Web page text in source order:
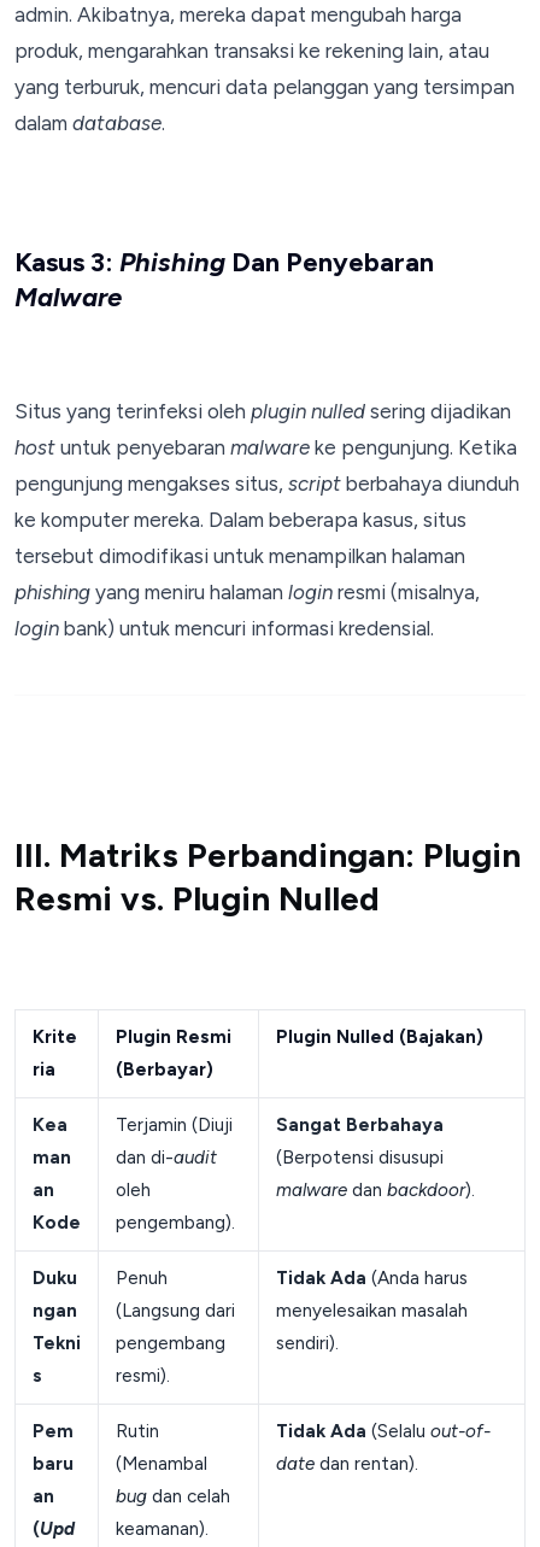
admin. Akibatnya, mereka dapat mengubah harga
produk, mengarahkan transaksi ke rekening lain, atau
yang terburuk, mencuri data pelanggan yang tersimpan
dalam database.
Kasus 3: Phishing Dan Penyebaran
Malware
Situs yang terinfeksi oleh plugin nulled sering dijadikan
host untuk penyebaran malware ke pengunjung. Ketika
pengunjung mengakses situs, script berbahaya diunduh
ke komputer mereka. Dalam beberapa kasus, situs
tersebut dimodifikasi untuk menampilkan halaman
phishing yang meniru halaman login resmi (misalnya,
login bank) untuk mencuri informasi kredensial.
III. Matriks Perbandingan: Plugin
Resmi vs. Plugin Nulled
Krite
ria
Plugin Resmi
(Berbayar)
Plugin Nulled (Bajakan)
Kea
man
an
Kode
Terjamin (Diuji
dan di-audit
oleh
pengembang).
Sangat Berbahaya
(Berpotensi disusupi
malwaredan backdoor).
Duku
ngan
Tekni
s
Penuh
(Langsung dari
pengembang
resmi).
Tidak Ada (Anda harus
menyelesaikan masalah
sendiri).
Pem
baru
an
(Upd
Rutin
(Menambal
bugdan celah
keamanan).
Tidak Ada (Selalu out-of-
datedan rentan).